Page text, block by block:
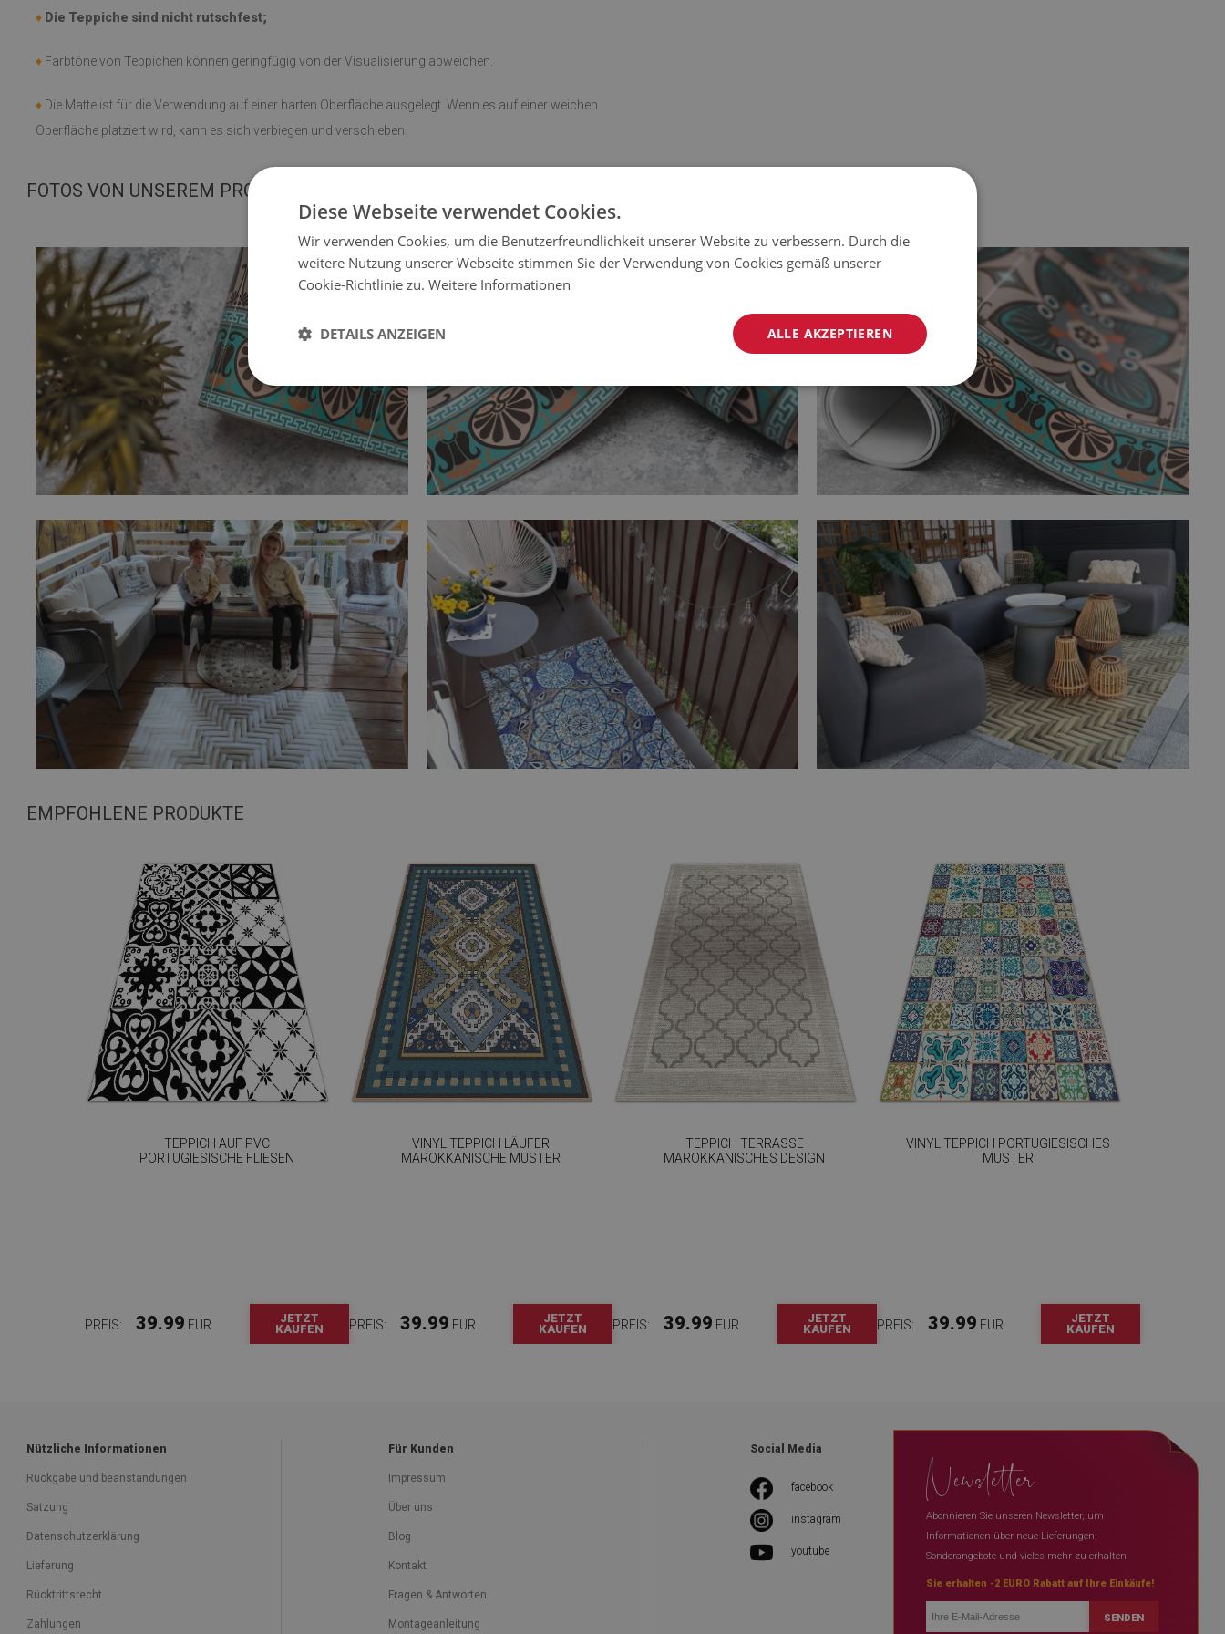
♦ Die Teppiche sind nicht rutschfest;
♦ Farbtöne von Teppichen können geringfügig von der Visualisierung abweichen.
♦ Die Matte ist für die Verwendung auf einer harten Oberfläche ausgelegt. Wenn es auf einer weichen
Oberfläche platziert wird, kann es sich verbiegen und verschieben.
FOTOS VON UNSEREM PRODUKT
EMPFOHLENE PRODUKTE
TEPPICH AUF PVC
PORTUGIESISCHE FLIESEN
PREIS: 39.99 EUR
JETZT
KAUFEN
VINYL TEPPICH LÄUFER
MAROKKANISCHE MUSTER
PREIS: 39.99 EUR
JETZT
KAUFEN
TEPPICH TERRASSE
MAROKKANISCHES DESIGN
PREIS: 39.99 EUR
JETZT
KAUFEN
VINYL TEPPICH PORTUGIESISCHES
MUSTER
PREIS: 39.99 EUR
JETZT
KAUFEN
Nützliche Informationen
Rückgabe und beanstandungen
Satzung
Datenschutzerklärung
Lieferung
Rücktrittsrecht
Zahlungen
Für Kunden
Impressum
Über uns
Blog
Kontakt
Fragen & Antworten
Montageanleitung
Social Media
facebook
instagram
youtube
Newsletter
Abonnieren Sie unseren Newsletter, um
Informationen über neue Lieferungen,
Sonderangebote und vieles mehr zu erhalten
Sie erhalten -2 EURO Rabatt auf Ihre Einkäufe!
SENDEN
Diese Webseite verwendet Cookies.
Wir verwenden Cookies, um die Benutzerfreundlichkeit unserer Website zu verbessern. Durch die
weitere Nutzung unserer Webseite stimmen Sie der Verwendung von Cookies gemäß unserer
Cookie-Richtlinie zu. Weitere Informationen
ALLE AKZEPTIEREN
DETAILS ANZEIGEN